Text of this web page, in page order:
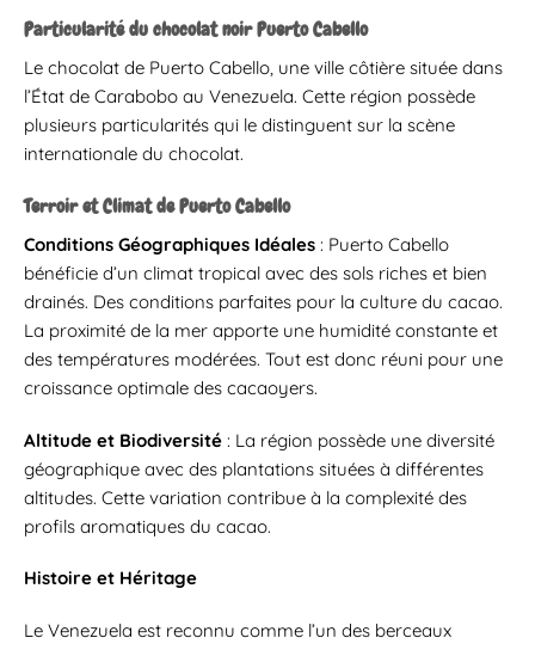
Particularité du chocolat noir Puerto Cabello
Le chocolat de Puerto Cabello, une ville côtière située dans
l’État de Carabobo au Venezuela. Cette région possède
plusieurs particularités qui le distinguent sur la scène
internationale du chocolat.
Terroir et Climat de Puerto Cabello
Conditions Géographiques Idéales : Puerto Cabello
bénéficie d’un climat tropical avec des sols riches et bien
drainés. Des conditions parfaites pour la culture du cacao.
La proximité de la mer apporte une humidité constante et
des températures modérées. Tout est donc réuni pour une
croissance optimale des cacaoyers.
Altitude et Biodiversité : La région possède une diversité
géographique avec des plantations situées à différentes
altitudes. Cette variation contribue à la complexité des
profils aromatiques du cacao.
Histoire et Héritage
Le Venezuela est reconnu comme l’un des berceaux